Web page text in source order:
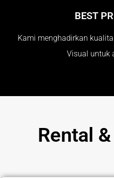
BEST
Kami menghadirkan
Visual untuk
Rental